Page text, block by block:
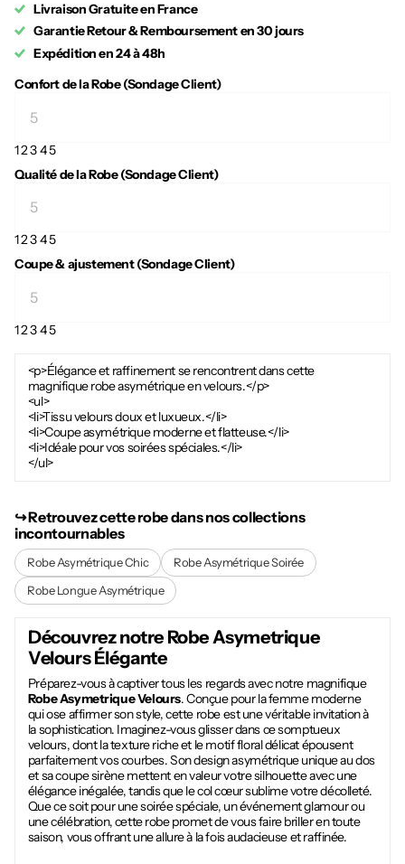
Livraison Gratuite en France
Garantie Retour & Remboursement en 30 jours
Expédition en 24 à 48h
Confort de la Robe (Sondage Client)
12345
Qualité de la Robe (Sondage Client)
12345
Coupe & ajustement (Sondage Client)
12345
<p>Élégance et raffinement se rencontrent dans cette
magnifique robe asymétrique en velours.</p>
<ul>
<li>Tissu velours doux et luxueux.</li>
<li>Coupe asymétrique moderne et flatteuse.</li>
<li>Idéale pour vos soirées spéciales.</li>
</ul>
↪︎ Retrouvez cette robe dans nos collections
incontournables
Robe Asymétrique Chic
Robe Asymétrique Soirée
Robe Longue Asymétrique
Découvrez notre Robe Asymetrique
VeloursÉlégante
Préparez-vous à captiver tous les regards avec notre magnifique
Robe Asymetrique Velours. Conçue pour la femme moderne
qui ose affirmer son style, cette robe est une véritable invitation à
la sophistication. Imaginez-vous glisser dans ce somptueux
velours, dont la texture riche et le motif floral délicat épousent
parfaitement vos courbes. Son design asymétrique unique au dos
et sa coupe sirène mettent en valeur votre silhouette avec une
élégance inégalée, tandis que le col cœur sublime votre décolleté.
Que ce soit pour une soirée spéciale, un événement glamour ou
une célébration, cette robe promet de vous faire briller en toute
saison, vous offrant une allure à la fois audacieuse et raffinée.